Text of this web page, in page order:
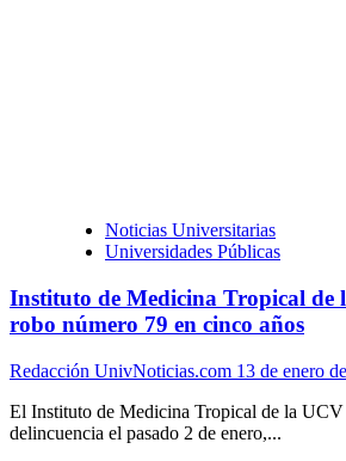
Noticias Universitarias
Universidades Públicas
Instituto de Medicina Tropical de
robo número 79 en cinco años
Redacción UnivNoticias.com 13 de enero
El Instituto de Medicina Tropical de la UCV
delincuencia el pasado 2 de enero,...